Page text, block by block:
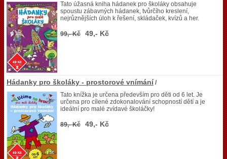
Tato úžasná kniha hádanek pro školáky obsahuje
spoustu zábavných hádanek, tvůrčího kreslení,
nejrůznějších úloh k řešení, skládaček, kvízů a her.
99,- Kč 49,- Kč
Hádanky pro školáky - prostorové vnímání /
Tato knížka je určena především pro děti od 6 let. Je
určena pro cílené zdokonalování schopností dětí a je
ideální pro malé zvídavé školáčky!
89,- Kč 49,- Kč